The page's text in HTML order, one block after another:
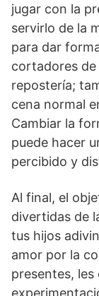
jugar con la
servirlo de la
para dar
cortadores de
repostería;
cena normal
Cambiar la
puede hacer
percibido y
Al final, el
divertidas de
tus hijos
amor por la
presentes, les